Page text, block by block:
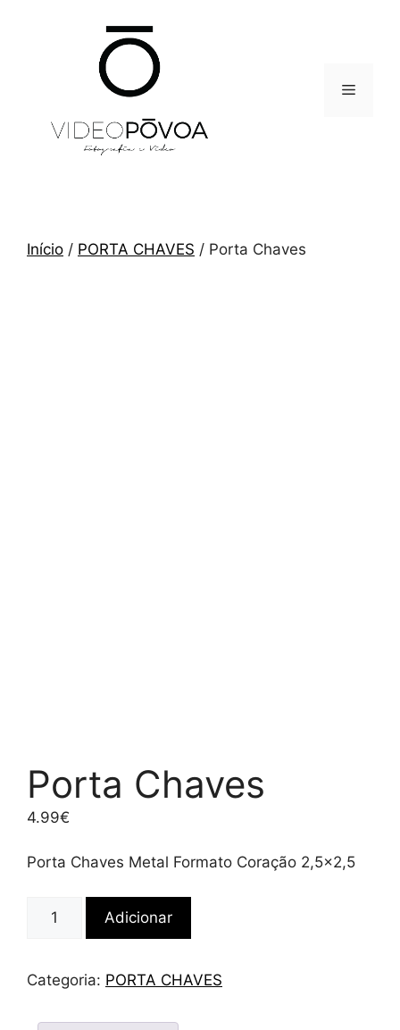
Menu
Início / PORTA CHAVES / Porta Chaves
Porta Chaves
4.99€
Porta Chaves Metal Formato Coração 2,5×2,5
Chaves
Adicionar
Categoria: PORTA CHAVES